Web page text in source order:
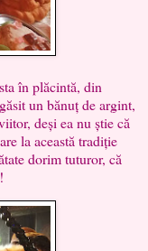
în plăcintă, din
un bănuț de argint,
deși ea nu știe că
la această tradiție
dorim tuturor, că